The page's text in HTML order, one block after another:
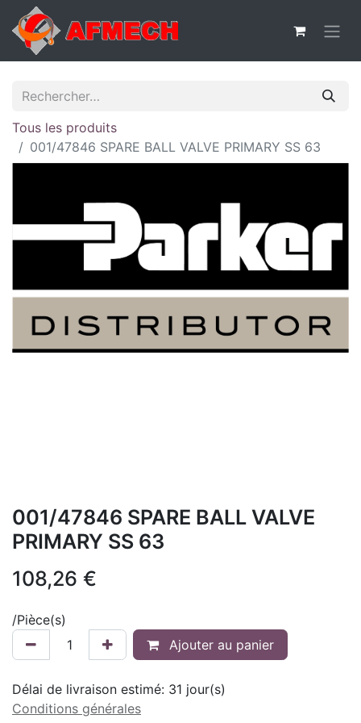
Tous les produits
001/47846 SPARE BALL VALVE PRIMARY SS 63
001/47846 SPARE BALL VALVE
PRIMARY SS 63
108,26 €
/Pièce(s)
Ajouter au panier
Délai de livraison estimé: 31 jour(s)
Conditions générales